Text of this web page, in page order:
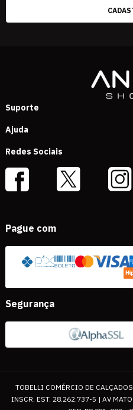
Suporte
Ajuda
Redes Sociais
Pague com
Segurança
TOBELLI COMÉRCIO DE
INSCR. EST. 28.262.737-5 | AV